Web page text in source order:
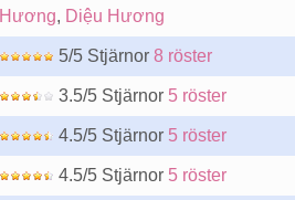
Hương, Diệu Hương
5/5 Stjärnor 8 röster
3.5/5 Stjärnor 5 röster
4.5/5 Stjärnor 5 röster
4.5/5 Stjärnor 5 röster